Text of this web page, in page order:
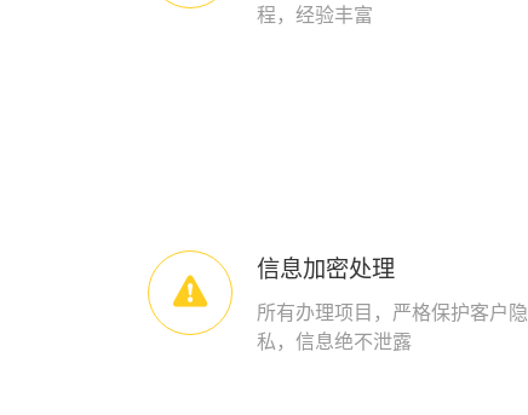
程，经验丰富

信息加密处理
所有办理项目，严格保护客户隐
私，信息绝不泄露